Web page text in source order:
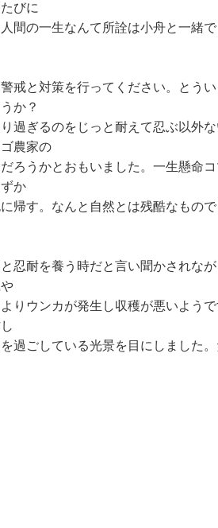
びに
間の一生なんて所詮は小舟と一緒
戒と対策を行ってください。とう
か？
過ぎるのをじっと耐えて忍ぶ以外
農家の
ろうかとおもいました。一生懸命
か
帰す。なんと自然とは残酷なもの
忍耐を養う時だと言い聞かされな
りウンカが発生し収穫が悪いよう
過ごしている光景を目にしました